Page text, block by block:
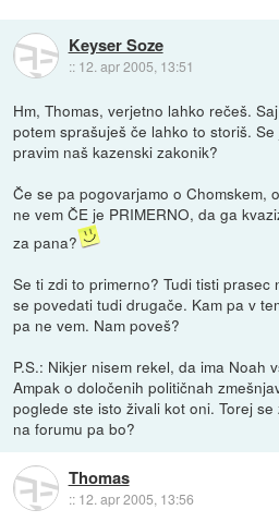
Keyser Soze
:: 12. apr 2005, 13:51
Hm, Thomas, verjetno lahko rečeš.
potem sprašuješ če lahko to storiš.
pravim naš kazenski zakonik?
Če se pa pogovarjamo o Chomskem,
ne vem ČE je PRIMERNO, da ga
za pana?
Se ti zdi to primerno? Tudi tisti prasec
se povedati tudi drugače. Kam pa v
pa ne vem. Nam poveš?
P.S.: Nikjer nisem rekel, da ima Noah
Ampak o določenih političnah
poglede ste isto živali kot oni. Torej
na forumu pa bo?
Thomas
:: 12. apr 2005, 13:56